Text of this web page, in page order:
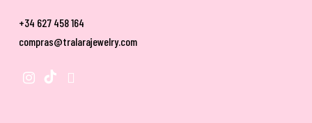
+34 627 458 164
compras@tralarajewelry.com